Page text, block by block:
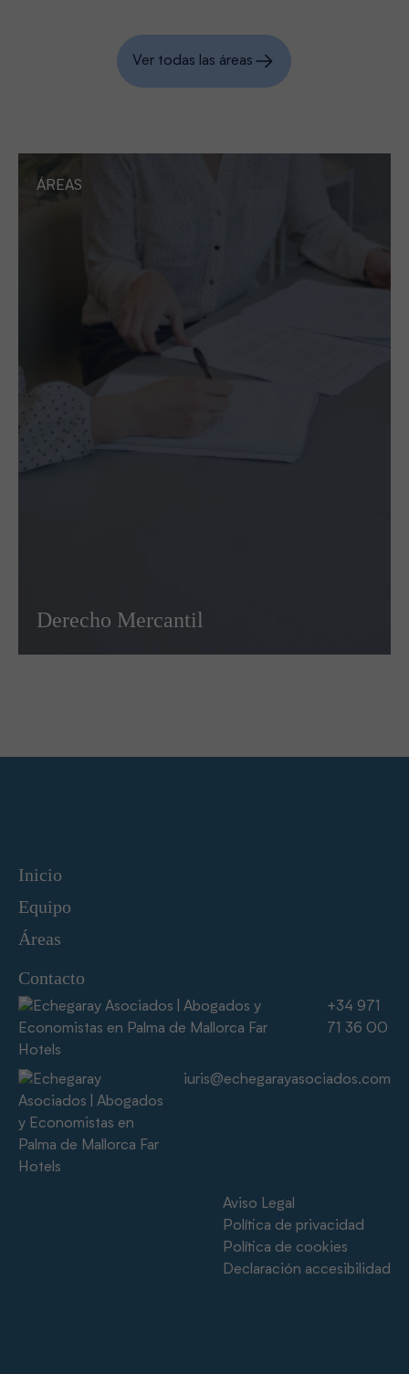
Ver todas las áreas
Inicio
Equipo
Áreas
Contacto
+34 971
71 36 00
iuris@echegarayasociados.com
Aviso Legal
Política de privacidad
Política de cookies
Declaración accesibilidad